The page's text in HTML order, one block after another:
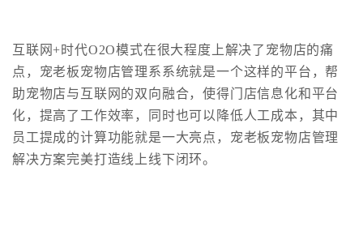
互联网+时代O2O模式在很大程度上解决了宠物店的痛
点，宠老板宠物店管理系系统就是一个这样的平台，帮
助宠物店与互联网的双向融合，使得门店信息化和平台
化，提高了工作效率，同时也可以降低人工成本，其中
员工提成的计算功能就是一大亮点，宠老板宠物店管理
解决方案完美打造线上线下闭环。